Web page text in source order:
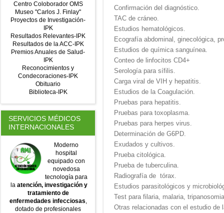
Confirmación del diagnóstico.
TAC de cráneo.
Estudios hematológicos.
Ecografía abdominal, ginecológica,
Estudios de química sanguínea.
Conteo de linfocitos CD4+
Serología para sífilis.
Carga viral de VIH y hepatitis.
Estudios de la Coagulación.
Pruebas para hepatitis.
Pruebas para toxoplasma.
Pruebas para herpes virus.
Determinación de G6PD.
Exudados y cultivos.
Prueba citológica.
Prueba de tuberculina.
Radiografía de tórax.
Estudios parasitológicos y
Test para filaria, malaria,
Otras relacionadas con el estudio de
Centro Coloborador OMS
Museo "Carlos J. Finlay"
Proyectos de Investigación-
IPK
Resultados Relevantes-IPK
Resultados de la ACC-IPK
Premios Anuales de Salud-
IPK
Reconocimientos y
Condecoraciones-IPK
Obituario
Biblioteca-IPK
SERVICIOS MÉDICOS
INTERNACIONALES
Moderno
hospital
equipado con
novedosa
tecnología para
la atención, investigación y
tratamiento de
enfermedades infecciosas,
dotado de profesionales